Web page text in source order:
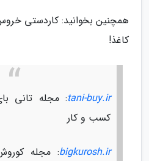
همچنین بخوانید: کاردستی
کاغذ!
tani-buy.ir: مجله تانی
کسب و کار
bigkurosh.ir: مجله